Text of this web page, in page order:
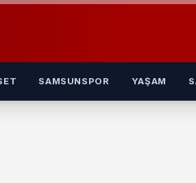
SAMSUNSPOR YAŞAM